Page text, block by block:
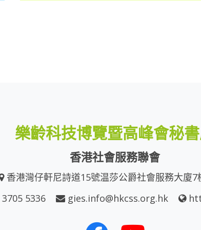
樂齡科技博覽暨高峰會秘
香港社會服務聯會
香港灣仔軒尼詩道15號温莎公爵社會服務大廈7
5336
gies.info@hkcss.org.hk